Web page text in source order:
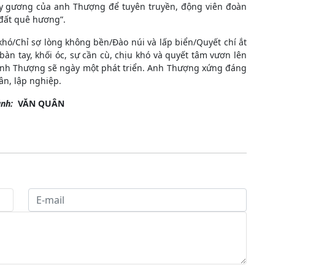
của anh Thượng để tuyên truyền, động viên đoàn
quê hương”.
Chỉ sợ lòng không bền/Đào núi và lấp biển/Quyết chí ắt
tay, khối óc, sự cần cù, chịu khó và quyết tâm vươn lên
Thượng sẽ ngày một phát triển. Anh Thượng xứng đáng
lập nghiệp.
VĂN QUÂN